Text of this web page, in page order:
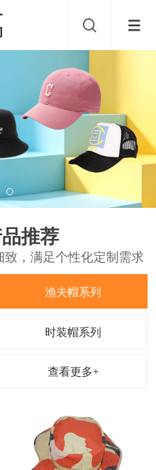
推荐
，满足个性化定制需求
渔夫帽系列
时装帽系列
查看更多+